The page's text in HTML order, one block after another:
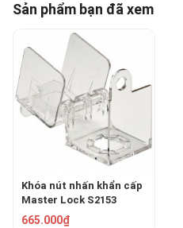
Sản phẩm bạn đã xem
Khóa nút nhấn khẩn cấp
Master Lock S2153
665.000₫